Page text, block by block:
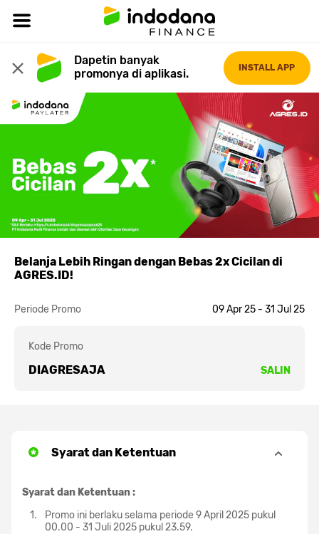
Dapetin banyak
promonya di aplikasi.
INSTALL APP
Belanja Lebih Ringan dengan Bebas 2x Cicilan di
AGRES.ID!
Periode Promo 09 Apr 25 - 31 Jul 25
Kode Promo
DIAGRESAJA SALIN
Syarat dan Ketentuan
Syarat dan Ketentuan :
Promo ini berlaku selama periode 9 April 2025 pukul
00.00 - 31 Juli 2025 pukul 23.59.